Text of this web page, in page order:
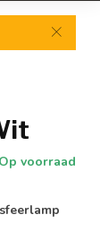
voorraad